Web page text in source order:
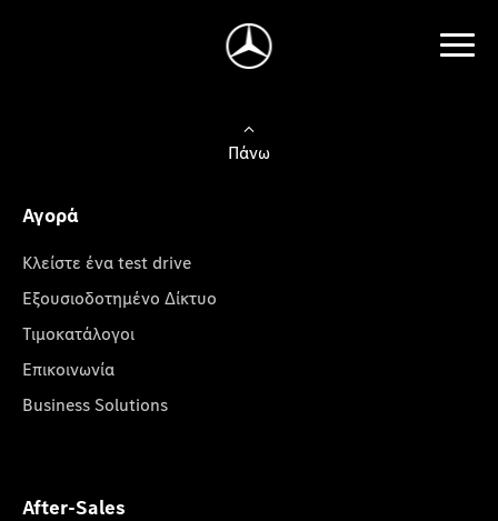
Πάνω
Αγορά
Κλείστε ένα test drive
Εξουσιοδοτημένο Δίκτυο
Τιμοκατάλογοι
Επικοινωνία
Business Solutions
After-Sales